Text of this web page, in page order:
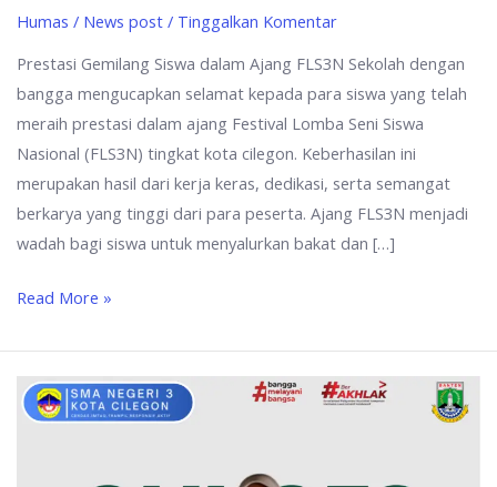
Humas / News post/ Tinggalkan Komentar
Prestasi Gemilang Siswa dalam Ajang FLS3N Sekolah dengan
bangga mengucapkan selamat kepada para siswa yang telah
meraih prestasi dalam ajang Festival Lomba Seni Siswa
Nasional (FLS3N) tingkat kota cilegon. Keberhasilan ini
merupakan hasil dari kerja keras, dedikasi, serta semangat
berkarya yang tinggi dari para peserta. Ajang FLS3N menjadi
wadah bagi siswa untuk menyalurkan bakat dan […]
Read More »